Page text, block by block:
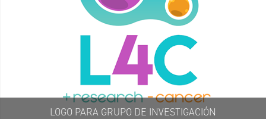
LOGO PARA GRUPO DE INVESTIGACIÓN